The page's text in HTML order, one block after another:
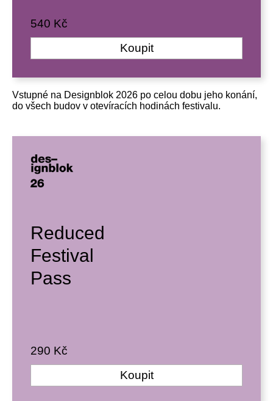
540 Kč
Koupit
Vstupné na Designblok 2026 po celou dobu jeho konání,
do všech budov v otevíracích hodinách festivalu.
Reduced
Festival
Pass
290 Kč
Koupit